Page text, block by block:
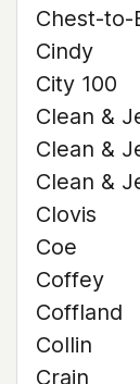
Chest-to-
Cindy
City 100
Clean &
Clean &
Clean &
Clovis
Coe
Coffey
Coffland
Collin
Crain